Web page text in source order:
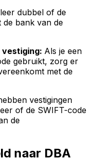
dubbel of de
de bank van de
vestiging: Als je een
gebruikt, zorg er
met de
vestigingen
of de SWIFT-code
de
naar DBA